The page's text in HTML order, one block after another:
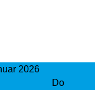
2026
Do